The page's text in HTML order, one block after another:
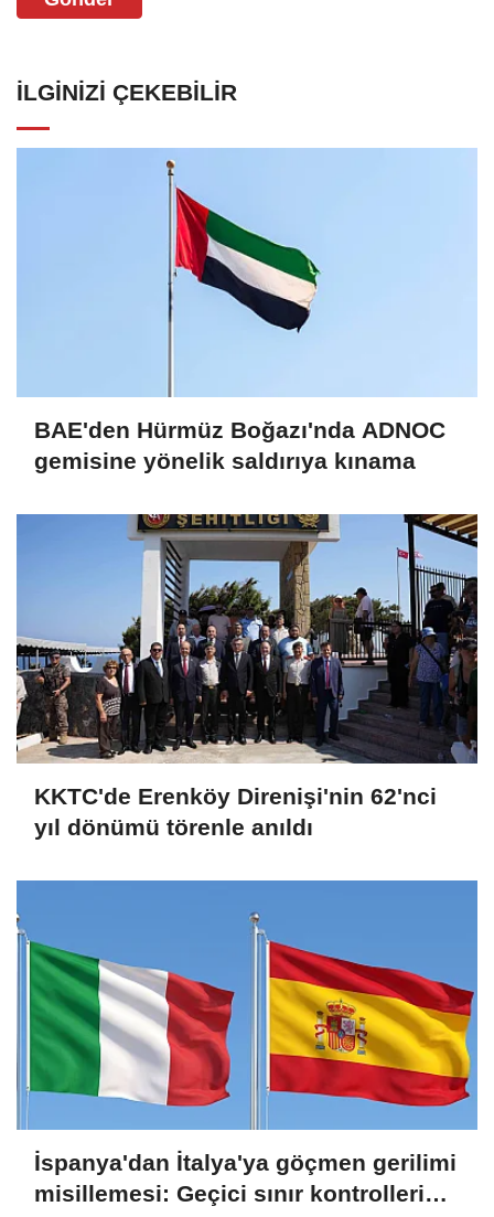
İLGINIZI ÇEKEBILIR
BAE'den Hürmüz Boğazı'nda ADNOC
gemisine yönelik saldırıya kınama
KKTC'de Erenköy Direnişi'nin 62'nci
yıl dönümü törenle anıldı
İspanya'dan İtalya'ya göçmen gerilimi
misillemesi: Geçici sınır kontrolleri